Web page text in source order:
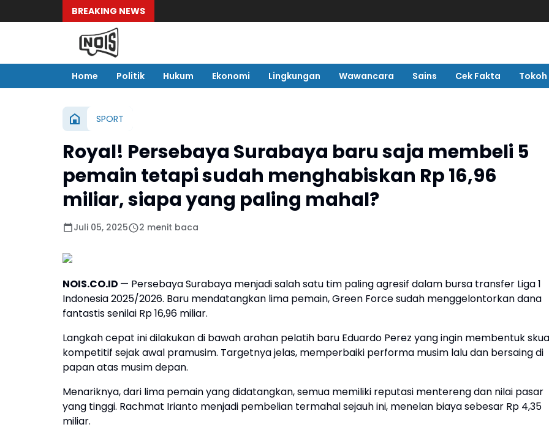
BREAKING NEWS
Home Politik Hukum Ekonomi Lingkungan Wawancara Sains Cek Fakta Tokoh
SPORT
Royal! Persebaya Surabaya baru saja membeli 5
pemain tetapi sudah menghabiskan Rp 16,96
miliar, siapa yang paling mahal?
Juli 05, 2025 2 menit baca
NOIS.CO.ID — Persebaya Surabaya menjadi salah satu tim paling agresif dalam bursa transfer Liga 1
Indonesia 2025/2026. Baru mendatangkan lima pemain, Green Force sudah menggelontorkan dana
fantastis senilai Rp 16,96 miliar.
Langkah cepat ini dilakukan di bawah arahan pelatih baru Eduardo Perez yang ingin membentuk
kompetitif sejak awal pramusim. Targetnya jelas, memperbaiki performa musim lalu dan bersaing di
papan atas musim depan.
Menariknya, dari lima pemain yang didatangkan, semua memiliki reputasi mentereng dan nilai pasar
yang tinggi. Rachmat Irianto menjadi pembelian termahal sejauh ini, menelan biaya sebesar Rp 4,35
miliar.